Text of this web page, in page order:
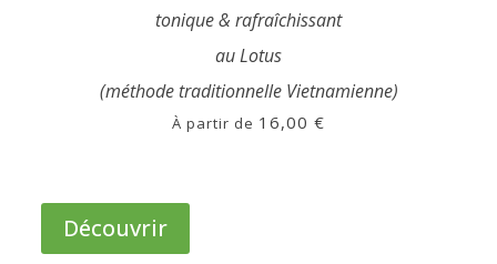
tonique & rafraîchissant
au Lotus
(méthode traditionnelle Vietnamienne)
À partir de 16,00 €
Découvrir